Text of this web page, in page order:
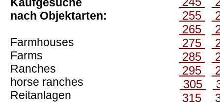
nach Objektarten:
Farmhouses
Farms
Ranches
horse ranches
Reitanlagen
255
265
275
285
295
305
315